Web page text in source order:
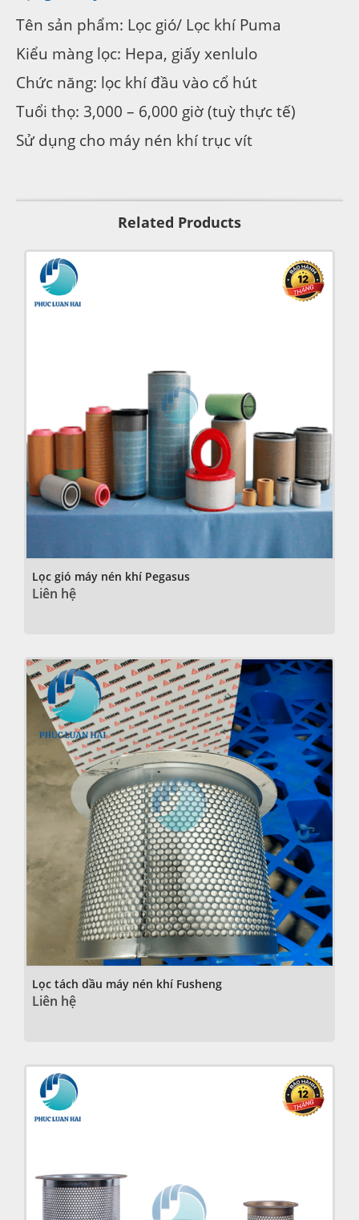
Tên sản phẩm: Lọc gió/ Lọc khí Puma
Kiểu màng lọc: Hepa, giấy xenlulo
Chức năng: lọc khí đầu vào cổ hút
Tuổi thọ: 3,000 – 6,000 giờ (tuỳ thực tế)
Sử dụng cho máy nén khí trục vít
Related Products
Lọc gió máy nén khí Pegasus
Liên hệ
Lọc tách dầu máy nén khí Fusheng
Liên hệ